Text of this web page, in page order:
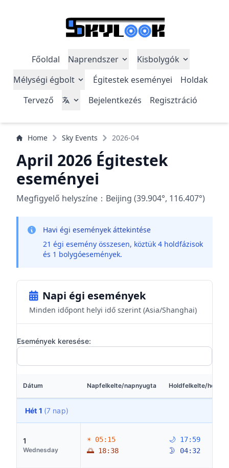
Főoldal Naprendszer
Kisbolygók
Mélységi égbolt
Égitestek eseményei
Holdak
Tervező
Bejelentkezés Regisztráció
Home Sky Events 2026-04
April 2026 Égitestek
eseményei
Megfigyelő helyszíne：Beijing (39.904°, 116.407°)
Havi égi események áttekintése
21 égi esemény összesen, köztük 4 holdfázisok
és 1 bolygóesemények.
Napi égi események
Minden időpont helyi idő szerint (Asia/Shanghai)
Események keresése:
Dátum Napfelkelte/napnyugta Holdfelkelte/
Hét 1 (7 nap)
1
Wednesday
☀ 05:15
🌅 18:38
🌙 17:59
🌛 04:32